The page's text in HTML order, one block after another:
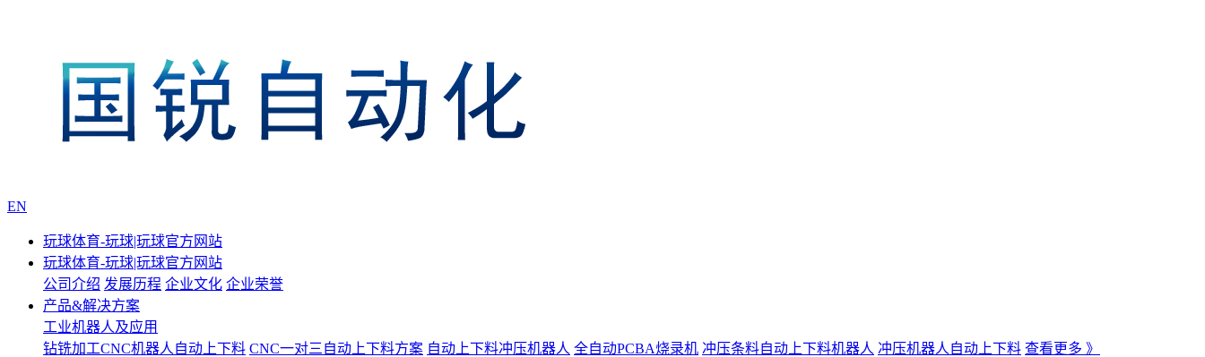
EN
玩球体育-玩球|玩球官方网站
玩球体育-玩球|玩球官方网站
公司介绍 发展历程 企业文化 企业荣誉
产品&解决方案
工业机器人及应用
钻铣加工CNC机器人自动上下料 CNC一对三自动上下料方案 自动上下料冲压机器人 全自动PCBA烧录机 冲压条料自动上下料机器人 冲压机器人自动上下料 查看更多 》